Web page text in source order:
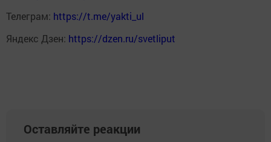
Телеграм: https://t.me/yakti_ul
Яндекс Дзен: https://dzen.ru/svetliput
Оставляйте реакции